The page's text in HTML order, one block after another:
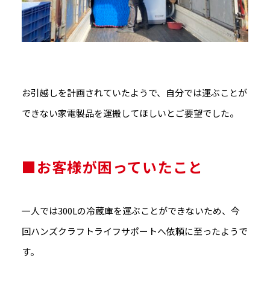
お引越しを計画されていたようで、自分では運ぶことが
できない家電製品を運搬してほしいとご要望でした。
■お客様が困っていたこと
一人では300Lの冷蔵庫を運ぶことができないため、今
回ハンズクラフトライフサポートへ依頼に至ったようで
す。